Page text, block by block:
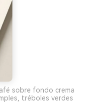
sobre fondo crema
tréboles verdes